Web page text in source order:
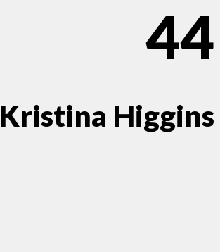
44
Kristina Higgins